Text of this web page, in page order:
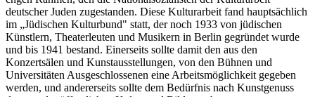
deutscher Juden zugestanden. Diese Kulturarbeit fand hauptsächlich
im „Jüdischen Kulturbund" statt, der noch 1933 von jüdischen
Künstlern, Theaterleuten und Musikern in Berlin gegründet wurde
und bis 1941 bestand. Einerseits sollte damit den aus den
Konzertsälen und Kunstausstellungen, von den Bühnen und
Universitäten Ausgeschlossenen eine Arbeitsmöglichkeit gegeben
werden, und andererseits sollte dem Bedürfnis nach Kunstgenuss